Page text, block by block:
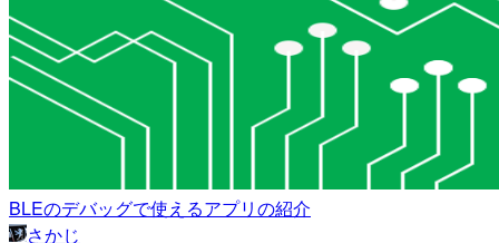
BLEのデバッグで使えるアプリの紹介
さかじ